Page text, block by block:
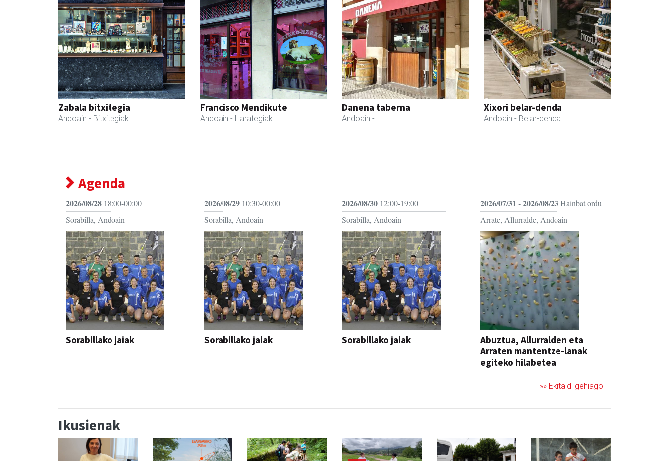
Zabala bitxitegia
Andoain - Bitxitegiak
Francisco Mendikute
Andoain - Harategiak
Danena taberna
Andoain -
Xixori belar-denda
Andoain - Belar-denda
Agenda
2026/08/28 18:00-00:00
Sorabilla, Andoain
Sorabillako jaiak
2026/08/2910:30-00:00
Sorabilla, Andoain
Sorabillako jaiak
2026/08/30 12:00-19:00
Sorabilla, Andoain
Sorabillako jaiak
2026/07/31 - 2026/08/23Hainbat ordu
Arrate, Allurralde, Andoain
Abuztua, Allurralden eta
Arraten mantentze-lanak
egiteko hilabetea
»» Ekitaldi gehiago
Ikusienak